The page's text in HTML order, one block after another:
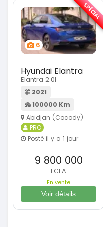
6
Hyundai Elantra
Elantra 2.0l
2021
100000 Km
Abidjan (Cocody)
PRO
Posté il y a 1 jour
9 800 000
FCFA
En vente
Voir détails
SPÉCIAL